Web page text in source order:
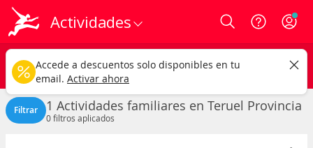
Actividades Login
Teruel provincia
Actividades familiares Cualquier fecha
CAMBIAR
Filtrar 1 Actividades familiares en Teruel Provincia
0filtros aplicados
Accede a descuentos solo disponibles en tu
email. Activar ahora